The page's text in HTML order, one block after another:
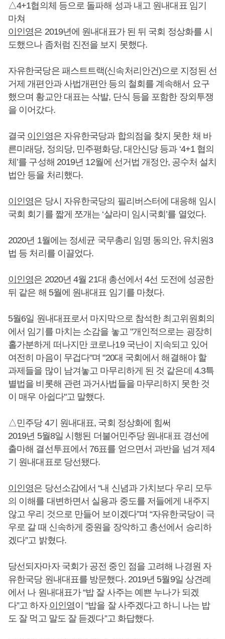
△4+1협의체 등으로 돌파해 성과 내고 원내대표 임기
마쳐
이인영은 2019년에 원내대표가 된 뒤 국회 정상화를 시
도했으나 좀처럼 진전을 보지 못했다.
자유한국당은 패스트트랙(신속처리안건)으로 지정된 선
거제 개편안과 사법개편안 등의 철회를 계속해서 요구
했으며 황교안 대표는 삭발, 단식 등을 포함한 장외투쟁
을 이어갔다.
결국 이인영은 자유한국당과 합의점을 찾지 못한 채 바
른미래당, 정의당, 민주평화당, 대안신당 등과 ‘4+1 협의
체’를 구성해 2019년 12월에 선거법 개정안, 공수처 설치
법안 등을 처리했다.
이인영은 당시 자유한국당의 필리버스터에 대응해 임시
국회 회기를 짧게 쪼개는 ‘살라미 임시국회’를 열었다.
2020년 1월에는 정세균 국무총리 임명 동의안, 유치원3
법 등 처리를 이끌었다.
이인영은 2020년 4월 21대 총선에서 4선 도전에 성공한
뒤 같은 해 5월에 원내대표 임기를 마쳤다.
5월6일 원내대표로서 마지막으로 참석한 최고위원회의
에서 임기를 마치는 소감을 놓고 "개인적으로는 굉장히
홀가분하게 떠나지만 코로나19 국난이 지속되고 있어
여전히 마음이 무겁다"며 "20대 국회에서 해결해야 할
과제들을 많이 남겨놓고 마무리하게 된 것 같은데 4.3특
별법을 비롯해 관련 과거사법들을 마무리하지 못한 것
이 매우 아쉽다"고 말했다.
△민주당 4기 원내대표, 국회 정상화에 힘써
2019년 5월8일 시행된 더불어민주당 원내대표 경선에
출마해 결선투표에서 76표를 얻으면서 과반을 넘겨 제4
기 원내대표로 당선됐다.
이인영은 당선소감에서 “내 신념과 가치보다 우리 모두
의 이해를 대변하면서 실용과 중도를 저들에게 내주지
않고 우리 것으로 만들어 보이겠다”며 “자유한국당이 극
우로 갈 때 신속하게 중원을 장악하고 총선에서 승리하
겠다”고 밝혔다.
당선되자마자 국회가 공전 중인 점을 고려해 나경원 자
유한국당 원내대표를 방문했다. 2019년 5월9일 상견례
에서 나 원내대표가 “밥 잘 사주는 예쁜 누나가 되겠
다”고 하자 이인영이 “밥을 잘 사주겠다고 하니 나는 밥
도 잘 먹고 말도 잘 듣겠다”고 화답했다.